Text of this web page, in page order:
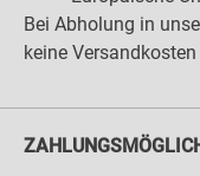
Bei Abholung in
keine Versandkosten